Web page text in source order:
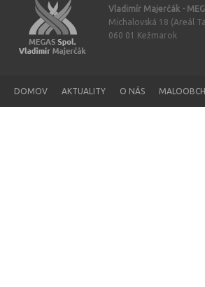
Vladimír Majerčák -
Michalovská 18 (Areál
060 01 Kežmarok
DOMOV AKTUALITY O NÁS